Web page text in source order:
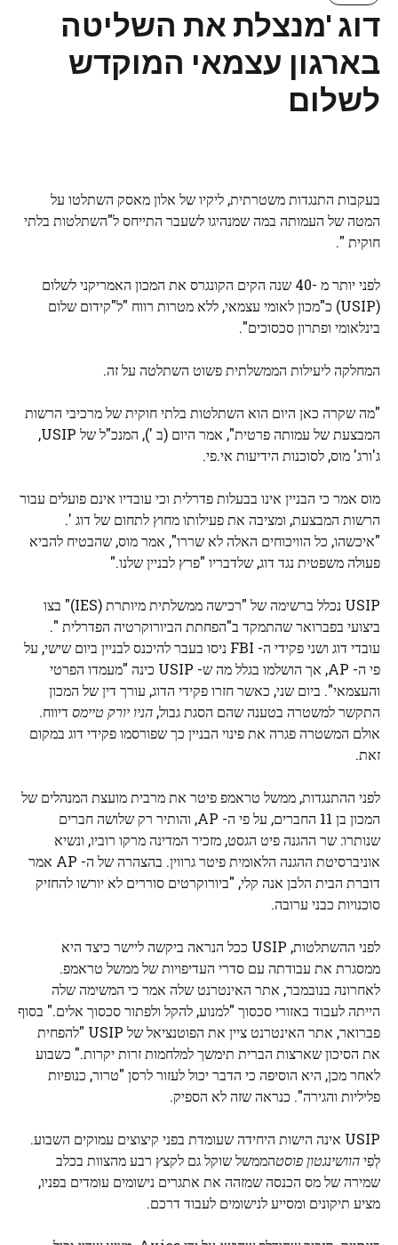
דוג 'מנצלת את השליטה
בארגון עצמאי המוקדש
לשלום
בעקבות התנגדות משטרתית, ליקיו של אלון מאסק השתלטו על
המטה של ​​העמותה במה שמנהיגו לשעבר התייחס ל"השתלטות בלתי
חוקית ".
לפני יותר מ -40 שנה הקים הקונגרס את המכון האמריקני לשלום
(USIP) כ"מכון לאומי עצמאי, ללא מטרות רווח "ל"קידום שלום
בינלאומי ופתרון סכסוכים".
המחלקה ליעילות הממשלתית פשוט השתלטה על זה.
"מה שקרה כאן היום הוא השתלטות בלתי חוקית של מרכיבי הרשות
המבצעת של עמותה פרטית", אמר היום (ב '), המנכ"ל של USIP,
ג'ורג' מוס, לסוכנות הידיעות אי.פי.
מוס אמר כי הבניין אינו בבעלות פדרלית וכי עובדיו אינם פועלים עבור
הרשות המבצעת, ומציבה את פעילותו מחוץ לתחום של דוג '.
"איכשהו, כל הוויכוחים האלה לא שררו", אמר מוס, שהבטיח להביא
פעולה משפטית נגד דוג, שלדבריו "פרץ לבניין שלנו."
USIP נכלל ברשימה של "רכישה ממשלתית מיותרת (IES)" בצו
ביצועי בפברואר שהתמקד ב"הפחתת הביורוקרטיה הפדרלית ".
עובדי דוג ושני פקידי ה- FBI ניסו בעבר להיכנס לבניין ביום שישי, על
פי ה- AP, אך הושלמו בגלל מה ש- USIP כינה "מעמדו הפרטי
והעצמאי". ביום שני, כאשר חזרו פקידי הדוג, עורך דין של המכון
התקשר למשטרה בטענה שהם הסגת גבול, הניו יורק טיימס דיווח.
אולם המשטרה פגרה את פינוי הבניין כך שפורסמו פקידי דוג במקום
זאת.
לפני ההתנגדות, ממשל טראמפ פיטר את מרבית מועצת המנהלים של
המכון בן 11 החברים, על פי ה- AP, והותיר רק שלושה חברים
שנותרו: שר ההגנה פיט הגסט, מזכיר המדינה מרקו רוביו, ונשיא
אוניברסיטת ההגנה הלאומית פיטר גרווין. בהצהרה של ה- AP אמר
דוברת הבית הלבן אנה קלי, "ביורוקרטים סוררים לא יורשו להחזיק
סוכנויות כבני ערובה.
לפני ההשתלטות, USIP ככל הנראה ביקשה ליישר כיצד היא
ממסגרת את עבודתה עם סדרי העדיפויות של ממשל טראמפ.
לאחרונה בנובמבר, אתר האינטרנט שלה אמר כי המשימה שלה
הייתה לעבוד באזורי סכסוך "למנוע, להקל ולפתור סכסוך אלים." בסוף
פברואר, אתר האינטרנט ציין את הפוטנציאל של USIP "להפחית
את הסיכון שארצות הברית תימשך למלחמות זרות יקרות." כשבוע
לאחר מכן, היא הוסיפה כי הדבר יכול לעזור לרסן "טרור, כנופיות
פליליות והגירה". כנראה שזה לא הספיק.
USIP אינה הישות היחידה שעומדת בפני קיצוצים עמוקים השבוע.
לְפִיהוושינגטון פוסטהממשל שוקל גם לקצץ רבע מהצוות בכלב
שמירה של מס הכנסה שמזהה את אתגרים נישומים עומדים בפניו,
מציע תיקונים ומסייע לנישומים לעבוד דרכם.